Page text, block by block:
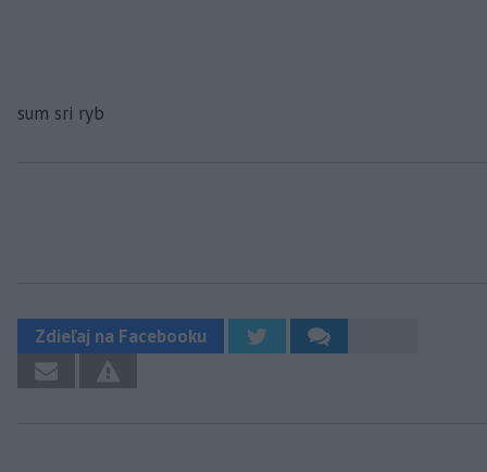
sum sri ryb
Zdieľaj na Facebooku